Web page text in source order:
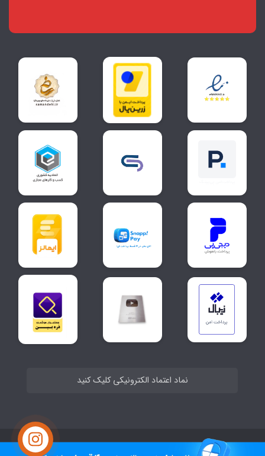
نماد اعتماد الکترونیکی کلیک کنید